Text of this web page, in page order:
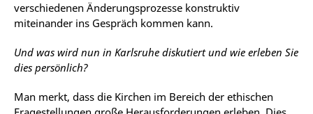
verschiedenen Änderungsprozesse konstruktiv
miteinander ins Gespräch kommen kann.
Und was wird nun in Karlsruhe diskutiert und wie erleben Sie
dies persönlich?
Man merkt, dass die Kirchen im Bereich der ethischen